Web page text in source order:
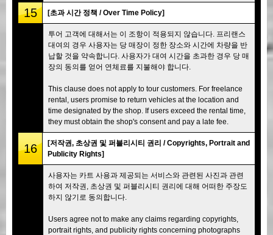
15 [초과 시간 정책 / Over Time Policy]
투어 고객에 대해서는 이 조항이 적용되지 않습니다. 프리랜스
대여의 경우 사용자는 당 매장이 정한 장소와 시간에 차량을 반
납할 것을 약속합니다. 사용자가 대여 시간을 초과한 경우 당 매
장의 동의를 얻어 연체료를 지불해야 합니다.
This clause does not apply to tour customers. For freelance
rental, users promise to return vehicles at the location and
time designated by the shop. If users exceed the rental time,
they must obtain the shop's consent and pay a late fee.
16
[저작권, 초상권 및 퍼블리시티 권리 / Copyrights, Portrait and
Publicity Rights]
사용자는 카트 사용과 제공되는 서비스와 관련된 사진과 관련
하여 저작권, 초상권 및 퍼블리시티 권리에 대해 어떠한 주장도
하지 않기로 동의합니다.
Users agree not to make any claims regarding copyrights,
portrait rights, and publicity rights concerning photographs